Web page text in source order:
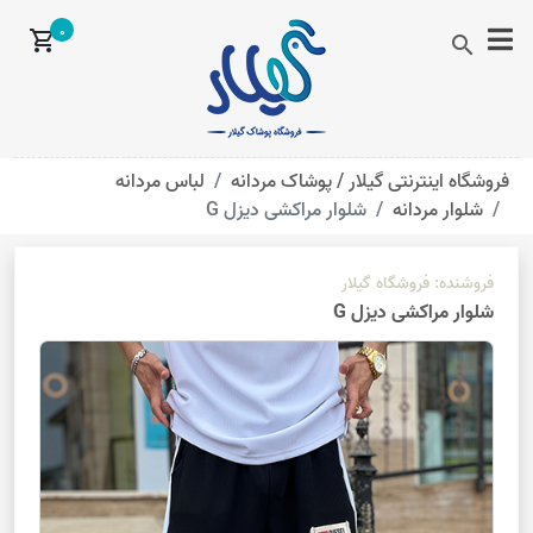
search
shopping_cart0
فروشگاه اینترنتی گیلار /پوشاک مردانه
لباس مردانه
شلوار مردانه
شلوار مراکشی دیزل G
فروشنده: فروشگاه گیلار
شلوار مراکشی دیزل G